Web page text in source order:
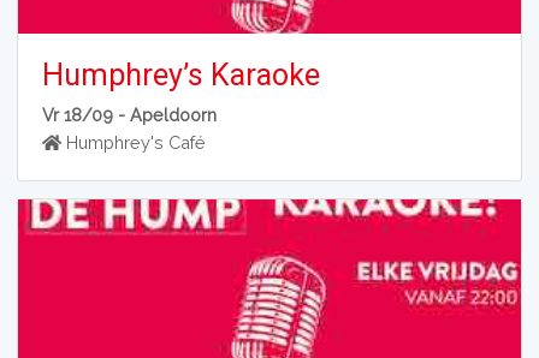
Humphrey’s Karaoke
Vr 18/09 -Apeldoorn
Humphrey's Café